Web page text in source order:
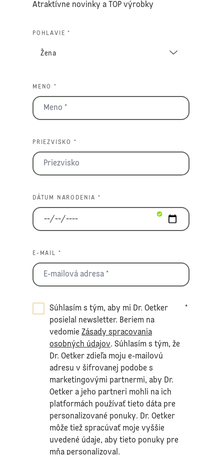
Atraktívne novinky a TOP výrobky
POHLAVIE *
MENO *
PRIEZVISKO *
DÁTUM NARODENIA *
E-MAIL *
Súhlasím s tým, aby mi Dr. Oetker
posielal newsletter. Beriem na
vedomieZásady spracovania
osobných údajov. Súhlasím s tým, že
Dr. Oetker zdieľa moju e-mailovú
adresu v šifrovanej podobe s
marketingovými partnermi, aby Dr.
Oetker a jeho partneri mohli na ich
platformách používať tieto dáta pre
personalizované ponuky. Dr. Oetker
môže tiež spracúvať moje vyššie
uvedené údaje, aby tieto ponuky pre
mňa personalizoval.
*